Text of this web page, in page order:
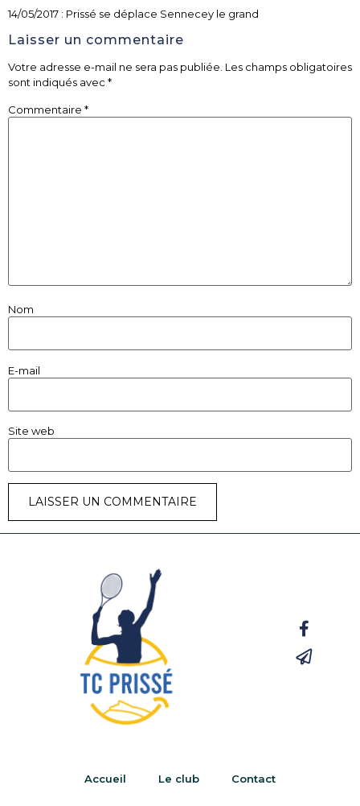
14/05/2017 : Prissé se déplace Sennecey le grand
Laisser un commentaire
Votre adresse e-mail ne sera pas publiée. Les champs obligatoires
sont indiqués avec *
Commentaire *
Nom
E-mail
Site web
Accueil Le club Contact